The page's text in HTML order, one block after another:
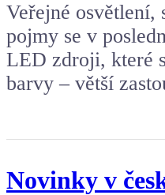
Veřejné osvětlení,
pojmy se v
LED zdroji, které
barvy – větší
Novinky v